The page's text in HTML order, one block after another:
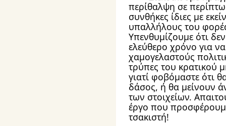
περίθαλψη σε
συνθήκες ίδιες με
υπαλλήλους του
Υπενθυμίζουμε ότι
ελεύθερο χρόνο για
χαμογελαστούς
τρύπες του κρατικού
γιατί φοβόμαστε ότι
δάσος, ή θα μείνουν
των στοιχείων.
έργο που